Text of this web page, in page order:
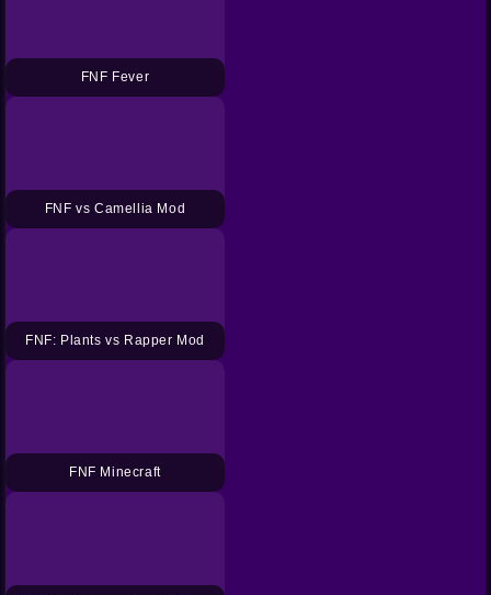
FNF Fever
FNF vs Camellia Mod
FNF: Plants vs Rapper Mod
FNF Minecraft